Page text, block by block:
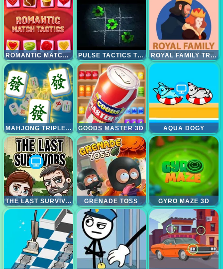
ROMANTIC MATCH TACTICS PULSE TACTICS TIC TAC TOE ROYAL FAMILY TREE
MAHJONG TRIPLE 3D TILE MATCH GOODS MASTER 3D AQUA DOGY
THE LAST SURVIVOR GRENADE TOSS GYRO MAZE 3D